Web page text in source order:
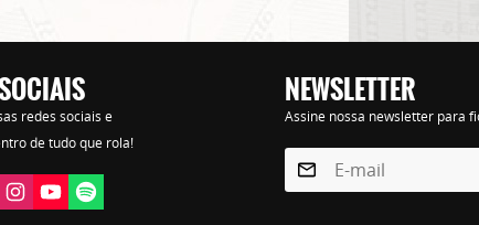
redes sociais e
de tudo que rola!
NEWSLETTER
Assine nossa newsletter para
dolor sit amet, consectetur adipisicing elit. Autem assumenda labore quia nobis nihil tempora
praesentium distinctio, id, quibusdam est.